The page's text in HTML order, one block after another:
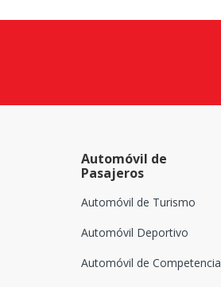
Automóvil de
Pasajeros
Automóvil de Turismo
Automóvil Deportivo
Automóvil de Competencia